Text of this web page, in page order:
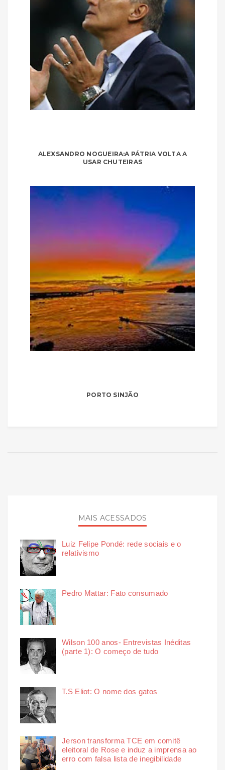
ALEXSANDRO NOGUEIRA:A PÁTRIA VOLTA A
USAR CHUTEIRAS
PORTO SINJÃO
MAIS ACESSADOS
Luiz Felipe Pondé: rede sociais e o
relativismo
Pedro Mattar: Fato consumado
Wilson 100 anos- Entrevistas Inéditas
(parte 1): O começo de tudo
T.S Eliot: O nome dos gatos
Jerson transforma TCE em comitê
eleitoral de Rose e induz a imprensa ao
erro com falsa lista de inegibilidade